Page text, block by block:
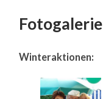
Fotogalerie
Winteraktionen: